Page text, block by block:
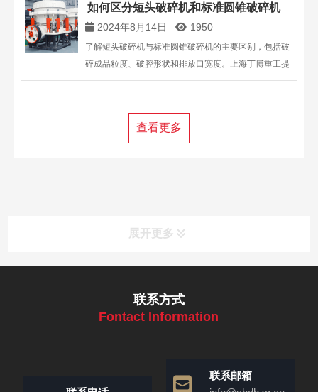
如何区分短头破碎机和标准圆锥破碎机
2024年8月14日 1950
了解短头破碎机与标准圆锥破碎机的主要区别，包括破
碎成品粒度、破腔形状和排放口宽度。上海丁博重工提
供多种圆锥破碎机，满足不同破碎需求，提升生产效
查看更多
展开更多
联系方式
Fontact Information
联系邮箱